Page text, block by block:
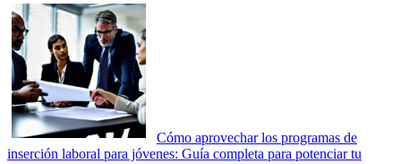
Cómo aprovechar los programas de
inserción laboral para jóvenes: Guía completa para potenciar tu